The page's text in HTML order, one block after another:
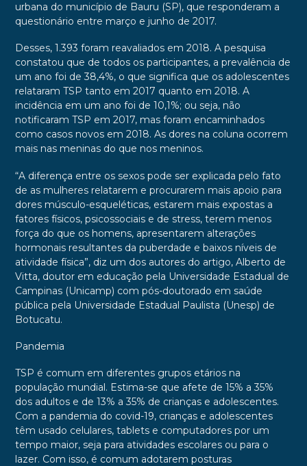
urbana do município de Bauru (SP), que responderam a
questionário entre março e junho de 2017.
Desses, 1.393 foram reavaliados em 2018. A pesquisa
constatou que de todos os participantes, a prevalência de
um ano foi de 38,4%, o que significa que os adolescentes
relataram TSP tanto em 2017 quanto em 2018. A
incidência em um ano foi de 10,1%; ou seja, não
notificaram TSP em 2017, mas foram encaminhados
como casos novos em 2018. As dores na coluna ocorrem
mais nas meninas do que nos meninos.
“A diferença entre os sexos pode ser explicada pelo fato
de as mulheres relatarem e procurarem mais apoio para
dores músculo-esqueléticas, estarem mais expostas a
fatores físicos, psicossociais e de stress, terem menos
força do que os homens, apresentarem alterações
hormonais resultantes da puberdade e baixos níveis de
atividade física”, diz um dos autores do artigo, Alberto de
Vitta, doutor em educação pela Universidade Estadual de
Campinas (Unicamp) com pós-doutorado em saúde
pública pela Universidade Estadual Paulista (Unesp) de
Botucatu.
Pandemia
TSP é comum em diferentes grupos etários na
população mundial. Estima-se que afete de 15% a 35%
dos adultos e de 13% a 35% de crianças e adolescentes.
Com a pandemia do covid-19, crianças e adolescentes
têm usado celulares, tablets e computadores por um
tempo maior, seja para atividades escolares ou para o
lazer. Com isso, é comum adotarem posturas